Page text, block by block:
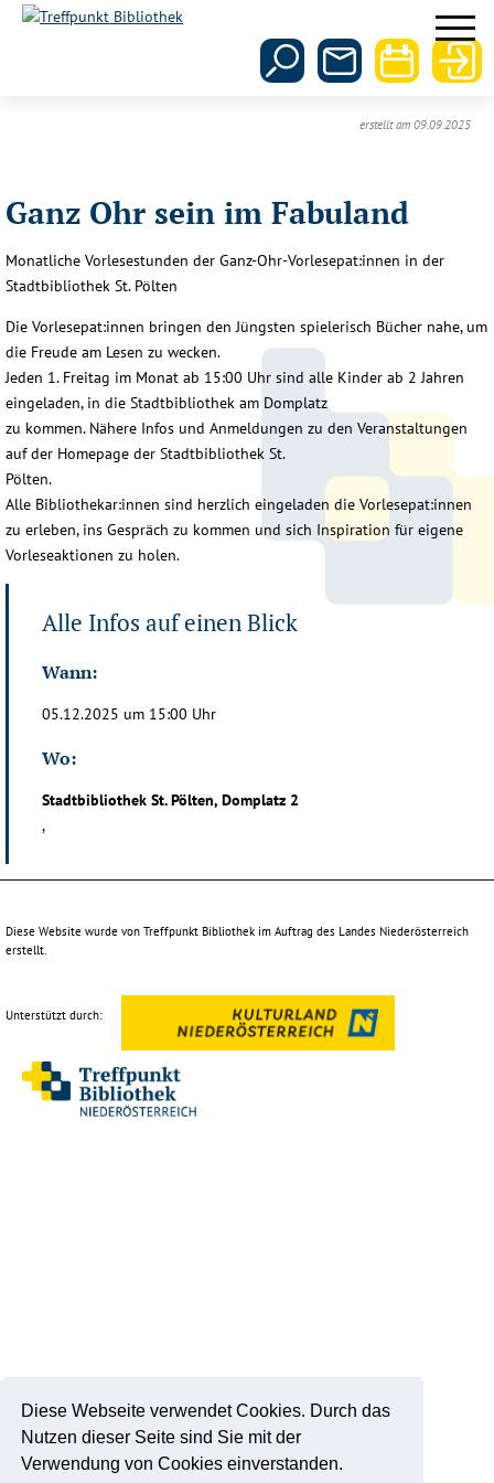
Diese Webseite verwendet Cookies. Durch das
Nutzen dieser Seite sind Sie mit der
Verwendung von Cookies einverstanden.
erstellt am 09.09.2025
Ganz Ohr sein im Fabuland
Monatliche Vorlesestunden der Ganz-Ohr-Vorlesepat:innen in der
Stadtbibliothek St. Pölten
Die Vorlesepat:innen bringen den Jüngsten spielerisch Bücher nahe, um
die Freude am Lesen zu wecken.
Jeden 1. Freitag im Monat ab 15:00 Uhr sind alle Kinder ab 2 Jahren
eingeladen, in die Stadtbibliothek am Domplatz
zu kommen. Nähere Infos und Anmeldungen zu den Veranstaltungen
auf der Homepage der Stadtbibliothek St.
Pölten.
Alle Bibliothekar:innen sind herzlich eingeladen die Vorlesepat:innen
zu erleben, ins Gespräch zu kommen und sich Inspiration für eigene
Vorleseaktionen zu holen.
Alle Infos auf einen Blick
Wann:
05.12.2025 um 15:00 Uhr
Wo:
Stadtbibliothek St. Pölten, Domplatz 2
,
Diese Website wurde von Treffpunkt Bibliothek im Auftrag des Landes Niederösterreich
erstellt.
Unterstützt durch: